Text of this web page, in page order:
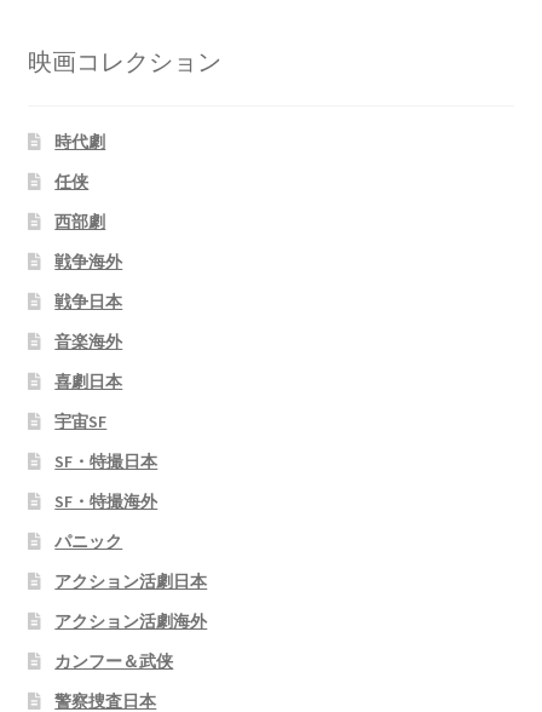
映画コレクション
時代劇
任侠
西部劇
戦争海外
戦争日本
音楽海外
喜劇日本
宇宙SF
SF・特撮日本
SF・特撮海外
パニック
アクション活劇日本
アクション活劇海外
カンフー＆武侠
警察捜査日本